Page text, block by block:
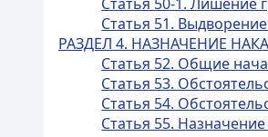
Статья 51.
РАЗДЕЛ 4. НАЗНАЧЕНИЕ
Статья 52. Общие
Статья 53.
Статья 54.
Статья 55.